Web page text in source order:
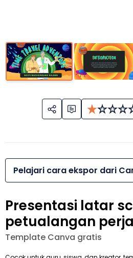
Pelajari cara ekspor dari
Presentasi latar
petualangan
Template Canva gratis